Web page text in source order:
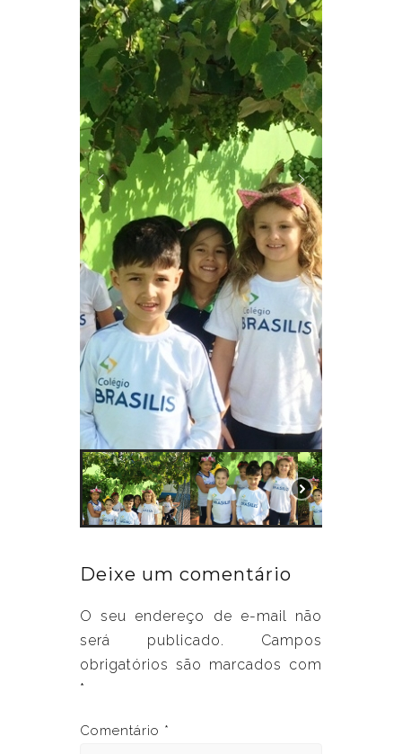
Deixe um comentário
O seu endereço de e-mail não
será publicado.
Campos
obrigatórios são marcados com
*
Comentário *